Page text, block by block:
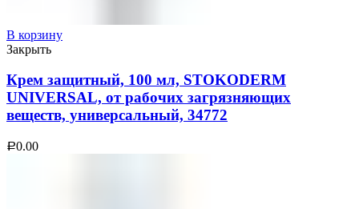
В корзину
Закрыть
Крем защитный, 100 мл, STOKODERM
UNIVERSAL, от рабочих загрязняющих
веществ, универсальный, 34772
Р0.00